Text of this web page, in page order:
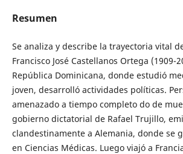
Resumen
Se analiza y describe la trayectoria vital
Francisco José Castellanos Ortega (1909-
República Dominicana, donde estudió
joven, desarrolló actividades políticas.
amenazado a tiempo completo do de
gobierno dictatorial de Rafael Trujillo,
clandestinamente a Alemania, donde se
en Ciencias Médicas. Luego viajó a